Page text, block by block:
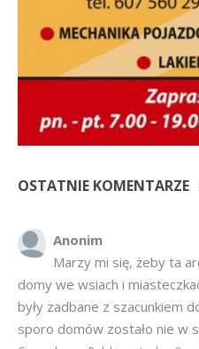
OSTATNIE KOMENTARZE
Anonim
Marzy mi się, żeby ta
domy we wsiach i
były zadbane z szacunkiem
sporo domów zostało nie w